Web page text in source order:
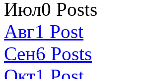
Июл0 Posts
Авг1 Post
Сен6 Posts